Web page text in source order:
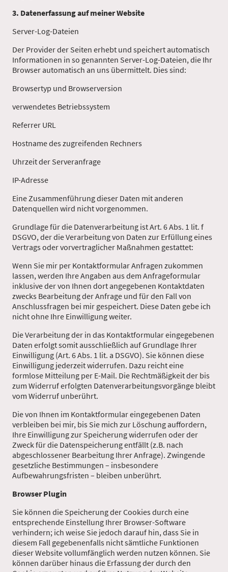
3. Datenerfassung auf meiner Website
Server-Log-Dateien
Der Provider der Seiten erhebt und speichert automatisch
Informationen in so genannten Server-Log-Dateien, die Ihr
Browser automatisch an uns übermittelt. Dies sind:
Browsertyp und Browserversion
verwendetes Betriebssystem
Referrer URL
Hostname des zugreifenden Rechners
Uhrzeit der Serveranfrage
IP-Adresse
Eine Zusammenführung dieser Daten mit anderen
Datenquellen wird nicht vorgenommen.
Grundlage für die Datenverarbeitung ist Art. 6 Abs. 1 lit. f
DSGVO, der die Verarbeitung von Daten zur Erfüllung eines
Vertrags oder vorvertraglicher Maßnahmen gestattet:
Wenn Sie mir per Kontaktformular Anfragen zukommen
lassen, werden Ihre Angaben aus dem Anfrageformular
inklusive der von Ihnen dort angegebenen Kontaktdaten
zwecks Bearbeitung der Anfrage und für den Fall von
Anschlussfragen bei mir gespeichert. Diese Daten gebe ich
nicht ohne Ihre Einwilligung weiter.
Die Verarbeitung der in das Kontaktformular eingegebenen
Daten erfolgt somit ausschließlich auf Grundlage Ihrer
Einwilligung (Art. 6 Abs. 1 lit. a DSGVO). Sie können diese
Einwilligung jederzeit widerrufen. Dazu reicht eine
formlose Mitteilung per E-Mail. Die Rechtmäßigkeit der bis
zum Widerruf erfolgten Datenverarbeitungsvorgänge bleibt
vom Widerruf unberührt.
Die von Ihnen im Kontaktformular eingegebenen Daten
verbleiben bei mir, bis Sie mich zur Löschung auffordern,
Ihre Einwilligung zur Speicherung widerrufen oder der
Zweck für die Datenspeicherung entfällt (z.B. nach
abgeschlossener Bearbeitung Ihrer Anfrage). Zwingende
gesetzliche Bestimmungen – insbesondere
Aufbewahrungsfristen – bleiben unberührt.
Browser Plugin
Sie können die Speicherung der Cookies durch eine
entsprechende Einstellung Ihrer Browser-Software
verhindern; ich weise Sie jedoch darauf hin, dass Sie in
diesem Fall gegebenenfalls nicht sämtliche Funktionen
dieser Website vollumfänglich werden nutzen können. Sie
können darüber hinaus die Erfassung der durch den